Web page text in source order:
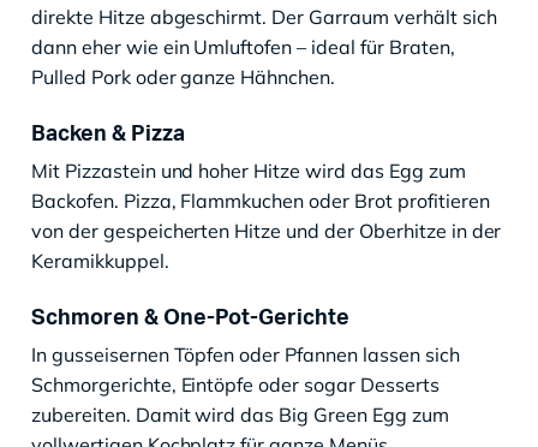
direkte Hitze abgeschirmt. Der Garraum verhält sich
dann eher wie ein Umluftofen – ideal für Braten,
Pulled Pork oder ganze Hähnchen.
Backen & Pizza
Mit Pizzastein und hoher Hitze wird das Egg zum
Backofen. Pizza, Flammkuchen oder Brot profitieren
von der gespeicherten Hitze und der Oberhitze in der
Keramikkuppel.
Schmoren & One-Pot-Gerichte
In gusseisernen Töpfen oder Pfannen lassen sich
Schmorgerichte, Eintöpfe oder sogar Desserts
zubereiten. Damit wird das Big Green Egg zum